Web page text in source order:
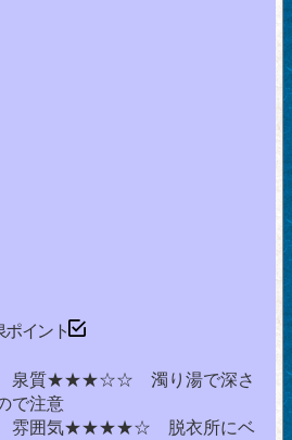
ポイント
質★★★☆☆ 濁り湯で深さ
で注意
囲気★★★★☆ 脱衣所にベ